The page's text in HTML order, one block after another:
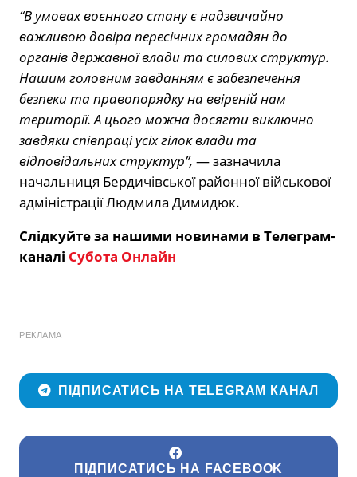
“В умовах воєнного стану є надзвичайно
важливою довіра пересічних громадян до
органів державної влади та силових структур.
Нашим головним завданням є забезпечення
безпеки та правопорядку на ввіреній нам
території. А цього можна досягти виключно
завдяки співпраці усіх гілок влади та
відповідальних структур”, — зазначила
начальниця Бердичівської районної військової
адміністрації Людмила Димидюк.
Слідкуйте за нашими новинами в Телеграм-
каналі Субота Онлайн
РЕКЛАМА
ПІДПИСАТИСЬ НА TELEGRAM КАНАЛ
ПІДПИСАТИСЬ НА FACEBOOK